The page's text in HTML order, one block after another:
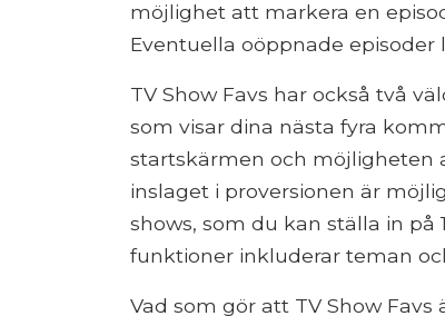
möjlighet att markera en
Eventuella oöppnade episoder
TV Show Favs har också två
som visar dina nästa fyra
startskärmen och möjligheten
inslaget i proversionen är
shows, som du kan ställa in på
funktioner inkluderar teman
Vad som gör att TV Show